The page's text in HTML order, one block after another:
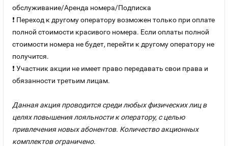
обслуживание/Аренда номера/Подписка
❗ Переход к другому оператору возможен только при оплате
полной стоимости красивого номера. Если оплаты полной
стоимости номера не будет, перейти к другому оператору не
получится.
❗ Участник акции не имеет право передавать свои права и
обязанности третьим лицам.
Данная акция проводится среди любых физических лиц в
целях повышения лояльности к оператору, с целью
привлечения новых абонентов. Количество акционных
комплектов ограничено.